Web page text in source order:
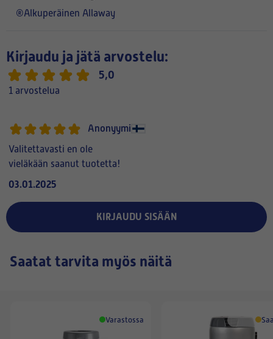
®Alkuperäinen Allaway
Kirjaudu ja jätä arvostelu:
5,0
1 arvostelua
Anonyymi
Valitettavasti en ole
vieläkään saanut tuotetta!
03.01.2025
KIRJAUDU SISÄÄN
Saatat tarvita myös näitä
Varastossa